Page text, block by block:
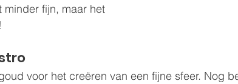
minder fijn, maar het
voor het creëren van een fijne sfeer. Nog